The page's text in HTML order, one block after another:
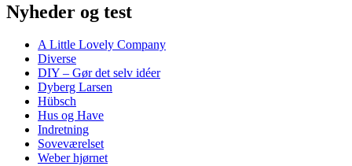
Nyheder og test
A Little Lovely Company
Diverse
DIY – Gør det selv idéer
Dyberg Larsen
Hübsch
Hus og Have
Indretning
Soveværelset
Weber hjørnet